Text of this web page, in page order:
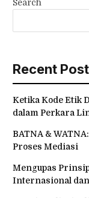
Search
Recent
Ketika Kode Etik
dalam Perkara
BATNA &
Proses Mediasi
Mengupas
Internasional